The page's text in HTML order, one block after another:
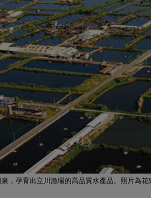
，孕育出立川漁場的高品質水產品。照片為